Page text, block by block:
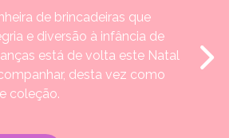
de brincadeiras que
e diversão à infância de
está de volta este Natal
desta vez como
coleção.